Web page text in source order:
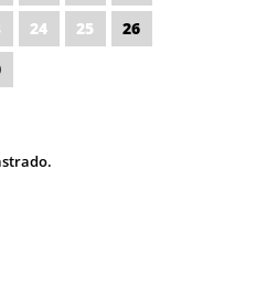
24 25
26